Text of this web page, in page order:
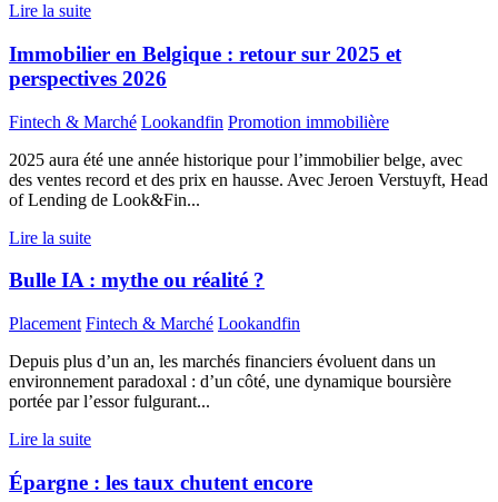
Lire la suite
Immobilier en Belgique : retour sur 2025 et
perspectives 2026
Fintech & Marché Lookandfin Promotion immobilière
2025 aura été une année historique pour l’immobilier belge, avec
des ventes record et des prix en hausse. Avec Jeroen Verstuyft, Head
of Lending de Look&Fin...
Lire la suite
Bulle IA : mythe ou réalité ?
Placement Fintech & Marché Lookandfin
Depuis plus d’un an, les marchés financiers évoluent dans un
environnement paradoxal : d’un côté, une dynamique boursière
portée par l’essor fulgurant...
Lire la suite
Épargne : les taux chutent encore